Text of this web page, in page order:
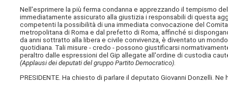
Nell'esprimere la più ferma condanna e apprezzando il tempismo
immediatamente assicurato alla giustizia i responsabili di questa
competenti la possibilità di una immediata convocazione del
metropolitana di Roma e dal prefetto di Roma, affinché si
da anni sottratto alla libera e civile convivenza, è diventato un
quotidiana. Tali misure - credo - possono giustificarsi
peraltro dalle espressioni del Gip allegate all'ordine di custodia
(Applausi dei deputati del gruppo Partito Democratico).
PRESIDENTE. Ha chiesto di parlare il deputato Giovanni Donzelli. Ne